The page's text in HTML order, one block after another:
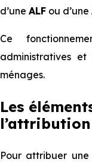
d’une ALF ou d’une
Ce
administratives
ménages.
Les
Pour attribuer une